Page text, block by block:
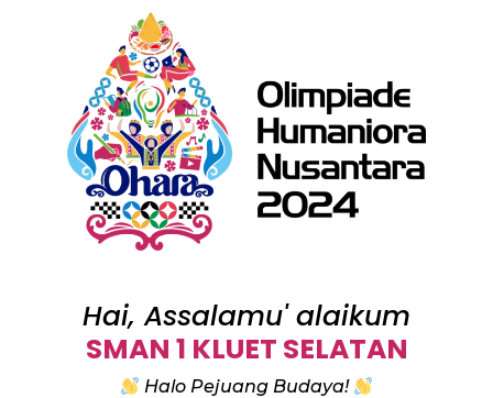
Hai, Assalamu' alaikum
SMAN 1 KLUET SELATAN
Halo Pejuang Budaya!